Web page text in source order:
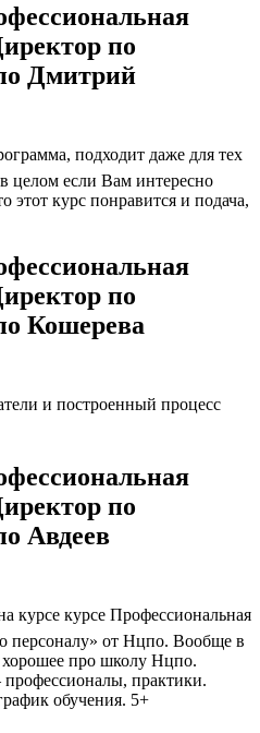
по
Дмитрий
подходит даже для тех
целом если Вам интересно
этот курс понравится и подача,
по
Кошерева
и построенный процесс
по
Авдеев
курсе курсе Профессиональная
персоналу» от Нцпо. Вообще в
хорошее про школу Нцпо.
практики.
обучения. 5+